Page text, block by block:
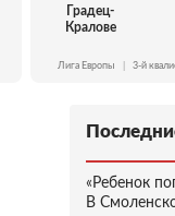
Градец-
Кралове
Лига Европы 3-й
«Ребенок
В